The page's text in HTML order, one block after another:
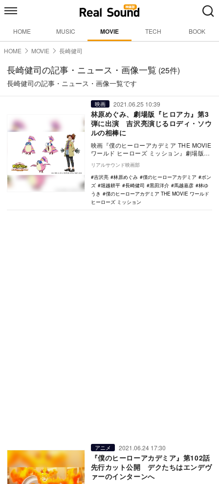
HOME MUSIC MOVIE TECH BOOK
HOME MOVIE 長崎健司
長崎健司の記事・ニュース・画像一覧 (25件)
長崎健司の記事・ニュース・画像一覧です
映画 2021.06.25 10:39
林原めぐみ、劇場版『ヒロアカ』第3
弾に出演 吉沢亮演じるロディ・ソウ
ルの相棒に
映画『僕のヒーローアカデミア THE MOVIE
ワールド ヒーローズ ミッション』劇場版オ
リジナルキャラクター・ピノの声優を林…
リアルサウンド映画部
吉沢亮
林原めぐみ 僕のヒーローアカデミア
ボン
ズ
堀越耕平 長崎健司 黒田洋介 馬越嘉彦
林ゆ
うき
僕のヒーローアカデミア THE MOVIE ワールド
ヒーローズ ミッション
アニメ 2021.06.24 17:30
『僕のヒーローアカデミア』第102話
先行カット公開 デクたちはエンデヴ
ァーのインターンへ